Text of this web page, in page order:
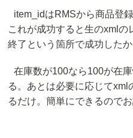
item_idはRMSから商品登
これが成功すると生のxmlの
終了 という箇所で成功したか
在庫数が100なら100が在
る。あとは必要に応じてxml
るだけ。簡単にできるのでお